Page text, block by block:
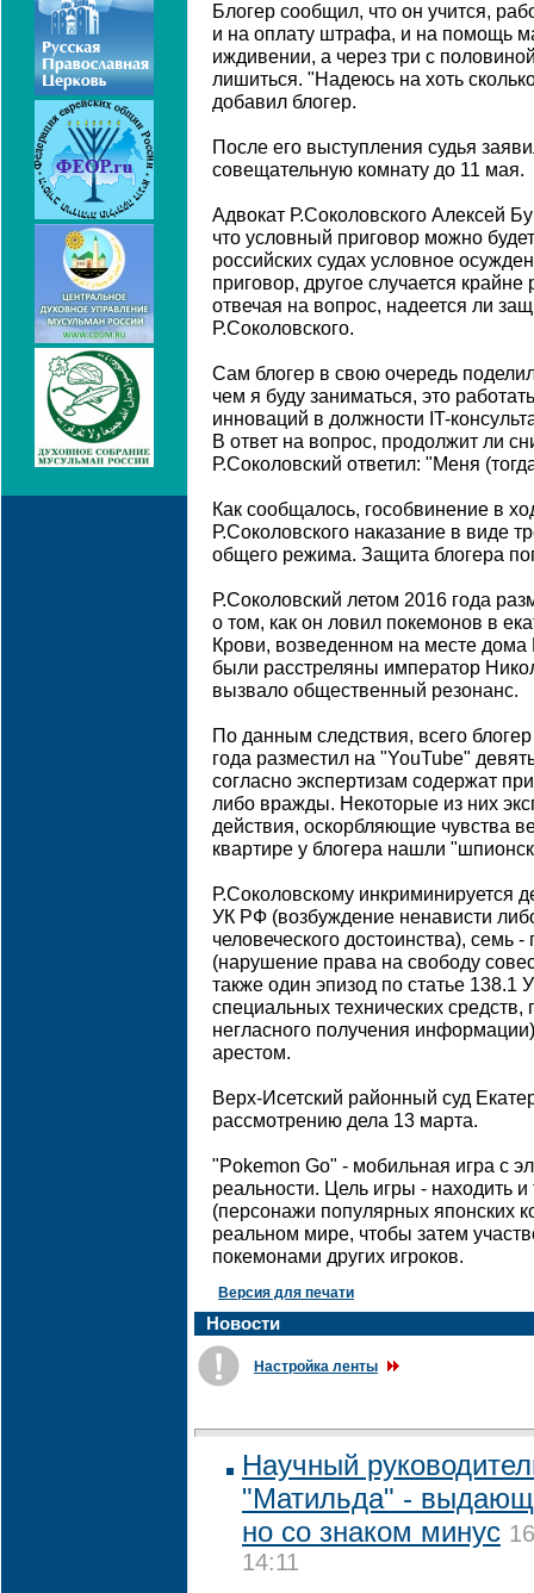
Блогер сообщил, что он учится,
и на оплату штрафа, и на помощь
иждивении, а через три с
лишиться. "Надеюсь на хоть
добавил блогер.
После его выступления судья
совещательную комнату до 11 мая.
Адвокат Р.Соколовского Алексей
что условный приговор можно
российских судах условное
приговор, другое случается
отвечая на вопрос, надеется ли
Р.Соколовского.
Сам блогер в свою очередь
чем я буду заниматься, это
инноваций в должности IT-
В ответ на вопрос, продолжит ли
Р.Соколовский ответил: "Меня
Как сообщалось, гособвинение в
Р.Соколовского наказание в виде
общего режима. Защита блогера
Р.Соколовский летом 2016 года
о том, как он ловил покемонов в
Крови, возведенном на месте дома
были расстреляны император
вызвало общественный резонанс.
По данным следствия, всего
года разместил на "YouTube"
согласно экспертизам содержат
либо вражды. Некоторые из них
действия, оскорбляющие чувства
квартире у блогера нашли
Р.Соколовскому инкриминируется
УК РФ (возбуждение ненависти
человеческого достоинства), семь
(нарушение права на свободу
также один эпизод по статье 138.1
специальных технических
негласного получения
арестом.
Верх-Исетский районный суд
рассмотрению дела 13 марта.
"Pokemon Go" - мобильная игра с
реальности. Цель игры - находить
(персонажи популярных японских
реальном мире, чтобы затем
покемонами других игроков.
Версия для печати
Новости
Настройка ленты
Научный
"Матильда" -
но со знаком минус
14:11